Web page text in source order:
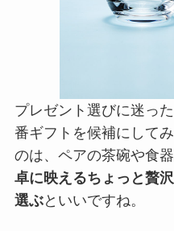
プレゼント選びに迷っ
番ギフトを候補にして
のは、ペアの茶碗や食器
卓に映えるちょっと贅
選ぶといいですね。